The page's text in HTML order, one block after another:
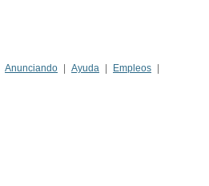
Anunciando Ayuda
Empleos